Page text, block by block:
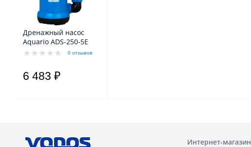
Дренажный насос
Aquario ADS-250-5E
0 отзывов
6 483 ₽
Интернет-магазин